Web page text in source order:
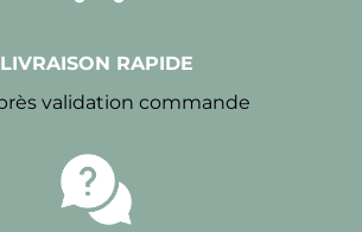
LIVRAISON RAPIDE
validation commande